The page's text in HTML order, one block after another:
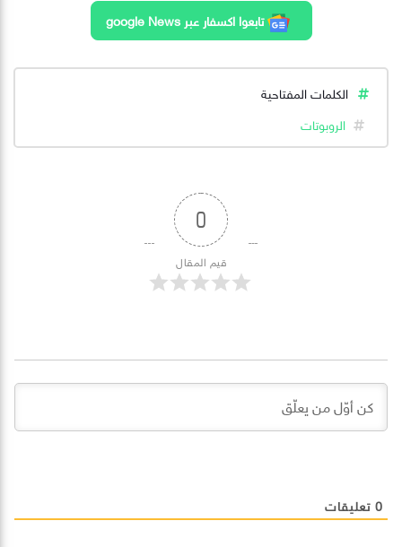
تابعوا اكسفار عبر google News
الكلمات المفتاحية
الروبوتات
0
قيم المقال
0 تعليقات